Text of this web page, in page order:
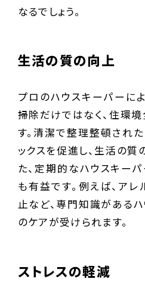
なるでしょう。
生活の質の向上
プロのハウスキーパーに
掃除だけではなく、住環
す。清潔で整理整頓され
ックスを促進し、生活の質
た、定期的なハウスキー
も有益です。例えば、ア
止など、専門知識がある
のケアが受けられます。
ストレスの軽減